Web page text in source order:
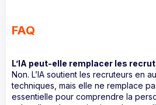
FAQ
L’IA peut-elle remplacer les
Non. L’IA soutient les recruteurs en
techniques, mais elle ne remplace
essentielle pour comprendre la